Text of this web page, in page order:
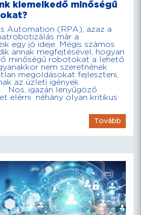
kiemelkedő minőségű
Automation (RPA), azaz a
már a
egy jó ideje. Mégis számos
annak megfejtésével, hogyan
minőségű robotokat a lehető
nem szeretnének
megoldásokat fejleszteni,
az üzleti igények
Nos, igazán lenyűgöző
elérni néhány olyan kritikus
Tovább